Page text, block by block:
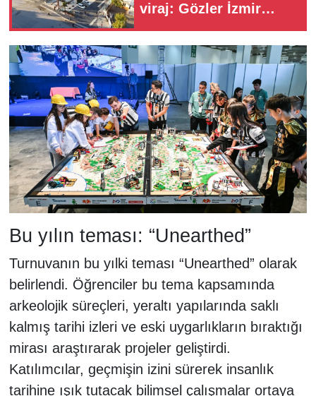
viraj: Gözler İzmir
seçim tarihinde
Bu yılın teması: “Unearthed”
Turnuvanın bu yılki teması “Unearthed” olarak
belirlendi. Öğrenciler bu tema kapsamında
arkeolojik süreçleri, yeraltı yapılarında saklı
kalmış tarihi izleri ve eski uygarlıkların bıraktığı
mirası araştırarak projeler geliştirdi.
Katılımcılar, geçmişin izini sürerek insanlık
tarihine ışık tutacak bilimsel çalışmalar ortaya